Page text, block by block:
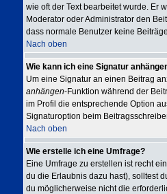
wie oft der Text bearbeitet wurde. Er
Moderator oder Administrator den
dass normale Benutzer keine
Nach oben
Wie kann ich eine Signatur
Um eine Signatur an einen Beitrag
anhängen-Funktion während der
im Profil die entsprechende Option
Signaturoption beim
Nach oben
Wie erstelle ich eine Umfrage?
Eine Umfrage zu erstellen ist recht
du die Erlaubnis dazu hast), solltest
du möglicherweise nicht die